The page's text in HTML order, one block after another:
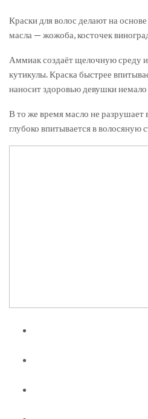
Краски для волос делают на
масла — жожоба, косточек
Аммиак создаёт щелочную среду
кутикулы. Краска быстрее
наносит здоровью девушки немало
В то же время масло не разрушает
глубоко впитывается в волосяную